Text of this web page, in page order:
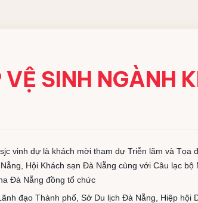
SINH NGÀNH
vinh dự là khách mời tham dự Triễn lãm và
Hội Khách sạn Đà Nẵng cùng với Câu lạc
Đà Nẵng đồng tổ chức
đạo Thành phố, Sở Du lịch Đà Nẵng, Hiệp hội